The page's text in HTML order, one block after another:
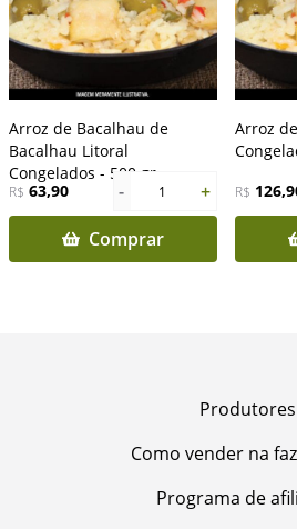
Arroz de Bacalhau de
Bacalhau Litoral
Congelados - 500 gr
R$ 63,90 - 1
+
Comprar
Arroz
R$
Produtores
Como vender na
Programa de